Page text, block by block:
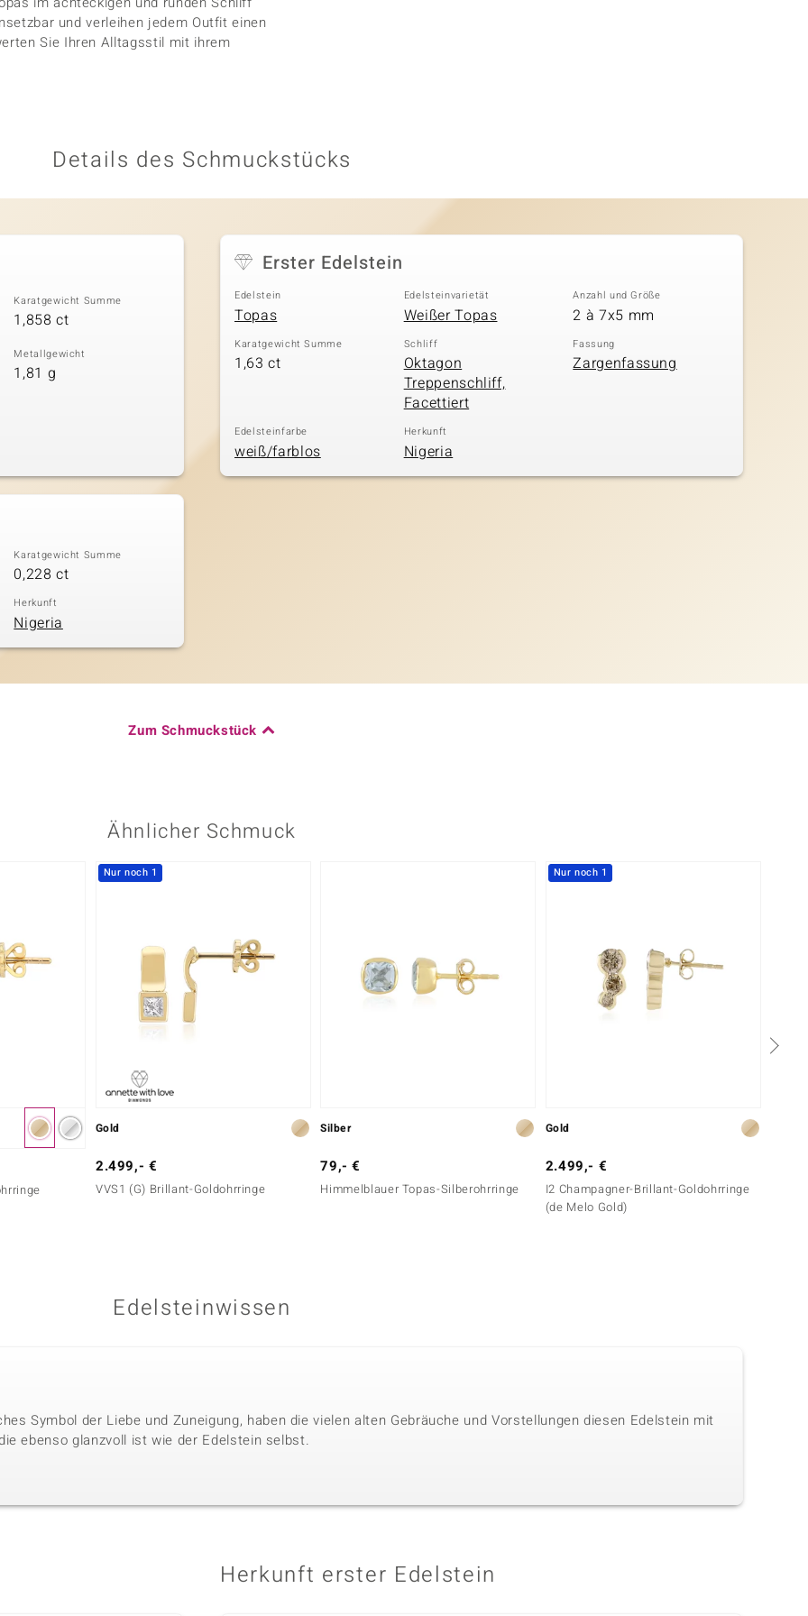
und verleihen jedem Outfit einen
Sie Ihren Alltagsstil mit ihrem
Details des Schmuckstücks
Karatgewicht Summe
1,858 ct
Metallgewicht
1,81 g
Erster Edelstein
Edelstein
Topas
Edelsteinvarietät
Weißer Topas
Anzahl und Größe
2 à 7x5 mm
Karatgewicht Summe
1,63 ct
Schliff
Oktagon
Treppenschliff,
Facettiert
Fassung
Zargenfassung
Edelsteinfarbe
weiß/farblos
Herkunft
Nigeria
Karatgewicht Summe
0,228 ct
Herkunft
Nigeria
Zum Schmuckstück
Ähnlicher Schmuck
Nur noch 1
Gold
2.499,- €
VVS1 (G) Brillant-Goldohrringe
Silber
79,- €
Himmelblauer Topas-Silberohrringe
Nur noch 1
Gold
2.499,- €
I2 Champagner-Brillant-Goldohrringe
(de Melo Gold)
Edelsteinwissen
Symbol der Liebe und Zuneigung, haben die vielen alten Gebräuche und Vorstellungen diesen Edelstein mit
ebenso glanzvoll ist wie der Edelstein selbst.
Herkunft erster Edelstein